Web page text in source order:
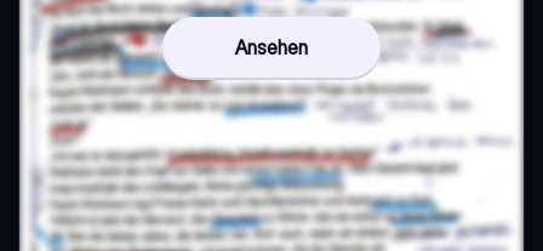
Ansehen